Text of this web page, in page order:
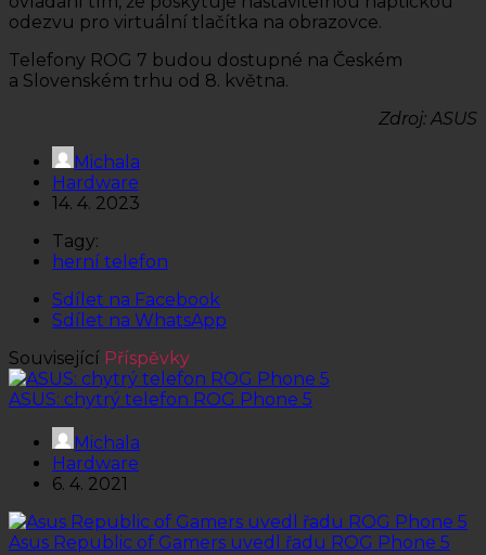
odezvu pro virtuální tlačítka na obrazovce.
Telefony ROG 7 budou dostupné na Českém
a Slovenském trhu od 8. května.
Zdroj: ASUS
Michala
Hardware
14. 4. 2023
Tagy:
herní telefon
Sdílet na Facebook
Sdílet na WhatsApp
Související Příspěvky
ASUS: chytrý telefon ROG Phone 5
Michala
Hardware
6. 4. 2021
Asus Republic of Gamers uvedl řadu ROG Phone 5